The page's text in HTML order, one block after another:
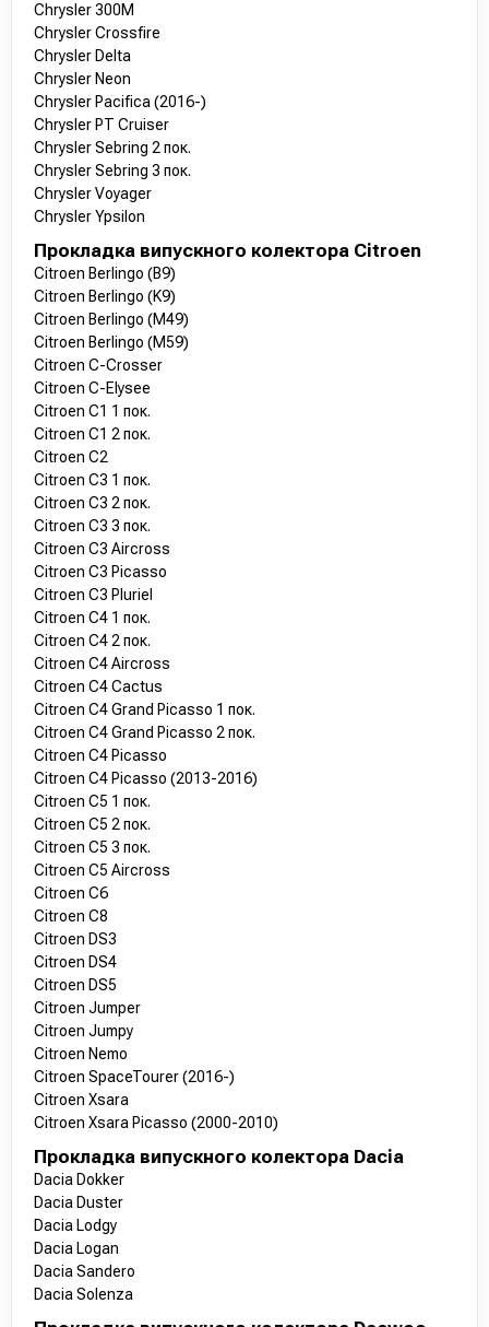
Chrysler 300M
Chrysler Crossfire
Chrysler Delta
Chrysler Neon
Chrysler Pacifica (2016-)
Chrysler PT Cruiser
Chrysler Sebring 2 пок.
Chrysler Sebring 3 пок.
Chrysler Voyager
Chrysler Ypsilon
Прокладка випускного колектора Citroen
Citroen Berlingo (B9)
Citroen Berlingo (K9)
Citroen Berlingo (M49)
Citroen Berlingo (M59)
Citroen C-Crosser
Citroen C-Elysee
Citroen C1 1 пок.
Citroen C1 2 пок.
Citroen C2
Citroen C3 1 пок.
Citroen C3 2 пок.
Citroen C3 3 пок.
Citroen C3 Aircross
Citroen C3 Picasso
Citroen C3 Pluriel
Citroen C4 1 пок.
Citroen C4 2 пок.
Citroen C4 Aircross
Citroen C4 Cactus
Citroen C4 Grand Picasso 1 пок.
Citroen C4 Grand Picasso 2 пок.
Citroen C4 Picasso
Citroen C4 Picasso (2013-2016)
Citroen C5 1 пок.
Citroen C5 2 пок.
Citroen C5 3 пок.
Citroen C5 Aircross
Citroen C6
Citroen C8
Citroen DS3
Citroen DS4
Citroen DS5
Citroen Jumper
Citroen Jumpy
Citroen Nemo
Citroen SpaceTourer (2016-)
Citroen Xsara
Citroen Xsara Picasso (2000-2010)
Прокладка випускного колектора Dacia
Dacia Dokker
Dacia Duster
Dacia Lodgy
Dacia Logan
Dacia Sandero
Dacia Solenza